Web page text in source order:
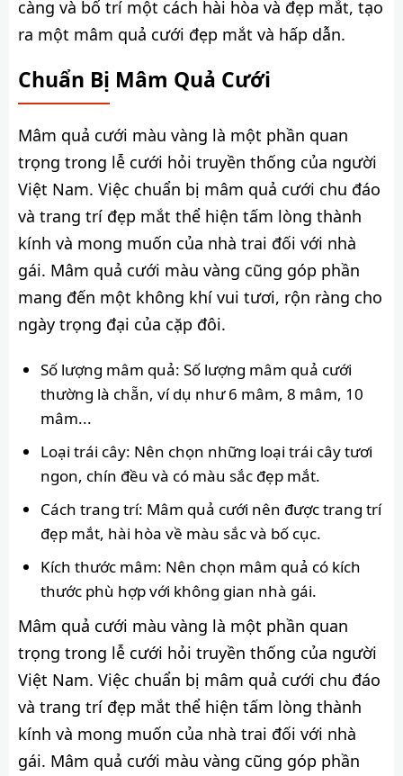
càng và bố trí một cách hài hòa và đẹp mắt, tạo
ra một mâm quả cưới đẹp mắt và hấp dẫn.
Chuẩn Bị Mâm Quả Cưới
Mâm quả cưới màu vàng là một phần quan
trọng trong lễ cưới hỏi truyền thống của người
Việt Nam. Việc chuẩn bị mâm quả cưới chu đáo
và trang trí đẹp mắt thể hiện tấm lòng thành
kính và mong muốn của nhà trai đối với nhà
gái. Mâm quả cưới màu vàng cũng góp phần
mang đến một không khí vui tươi, rộn ràng cho
ngày trọng đại của cặp đôi.
Số lượng mâm quả: Số lượng mâm quả cưới
thường là chẵn, ví dụ như 6 mâm, 8 mâm, 10
mâm...
Loại trái cây: Nên chọn những loại trái cây tươi
ngon, chín đều và có màu sắc đẹp mắt.
Cách trang trí: Mâm quả cưới nên được trang trí
đẹp mắt, hài hòa về màu sắc và bố cục.
Kích thước mâm: Nên chọn mâm quả có kích
thước phù hợp với không gian nhà gái.
Mâm quả cưới màu vàng là một phần quan
trọng trong lễ cưới hỏi truyền thống của người
Việt Nam. Việc chuẩn bị mâm quả cưới chu đáo
và trang trí đẹp mắt thể hiện tấm lòng thành
kính và mong muốn của nhà trai đối với nhà
gái. Mâm quả cưới màu vàng cũng góp phần